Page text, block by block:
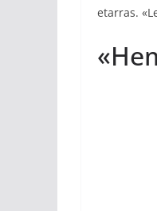
etarras.